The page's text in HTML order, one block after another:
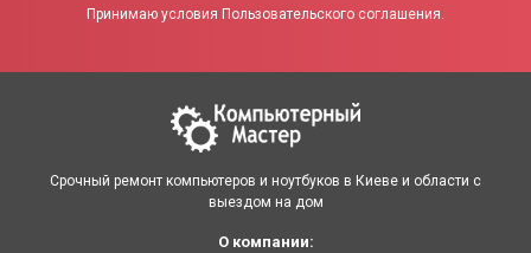
Принимаю условия Пользовательского соглашения.
Срочный ремонт компьютеров и ноутбуков в Киеве и области с
выездом на дом
О компании: